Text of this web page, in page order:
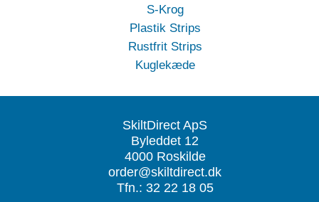
S-Krog
Plastik Strips
Rustfrit Strips
Kuglekæde
SkiltDirect ApS
Byleddet 12
4000 Roskilde
order@skiltdirect.dk
Tfn.: 32 22 18 05